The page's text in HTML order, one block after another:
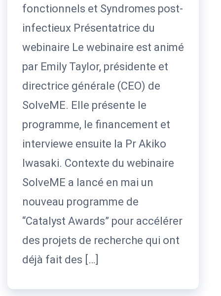
fonctionnels et Syndromes post-
infectieux Présentatrice du
webinaire Le webinaire est animé
par Emily Taylor, présidente et
directrice générale (CEO) de
SolveME. Elle présente le
programme, le financement et
interviewe ensuite la Pr Akiko
Iwasaki. Contexte du webinaire
SolveME a lancé en mai un
nouveau programme de
“Catalyst Awards” pour accélérer
des projets de recherche qui ont
déjà fait des […]